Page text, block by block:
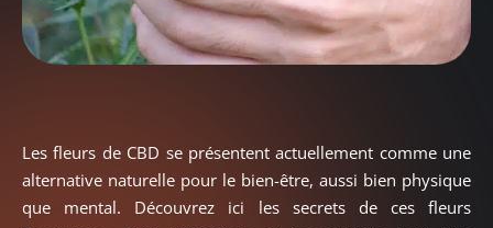
Les fleurs de CBD se présentent actuellement comme une
alternative naturelle pour le bien-être, aussi bien physique
que mental. Découvrez ici les secrets de ces fleurs